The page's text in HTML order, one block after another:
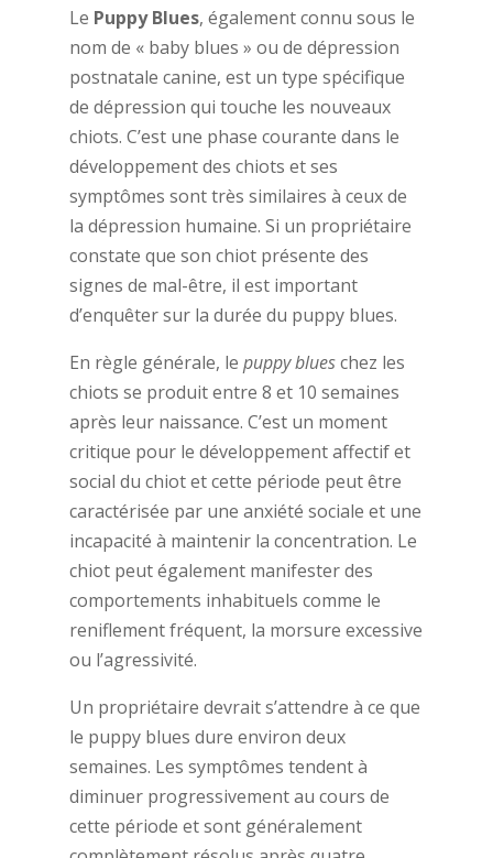
Le Puppy Blues, également connu sous le
nom de « baby blues » ou de dépression
postnatale canine, est un type spécifique
de dépression qui touche les nouveaux
chiots. C’est une phase courante dans le
développement des chiots et ses
symptômes sont très similaires à ceux de
la dépression humaine. Si un propriétaire
constate que son chiot présente des
signes de mal-être, il est important
d’enquêter sur la durée du puppy blues.
En règle générale, le puppy blueschez les
chiots se produit entre 8 et 10 semaines
après leur naissance. C’est un moment
critique pour le développement affectif et
social du chiot et cette période peut être
caractérisée par une anxiété sociale et une
incapacité à maintenir la concentration. Le
chiot peut également manifester des
comportements inhabituels comme le
reniflement fréquent, la morsure excessive
ou l’agressivité.
Un propriétaire devrait s’attendre à ce que
le puppy blues dure environ deux
semaines. Les symptômes tendent à
diminuer progressivement au cours de
cette période et sont généralement